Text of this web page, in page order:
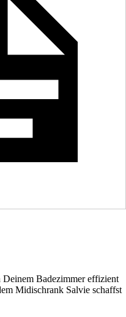
Badezimmer effizient
Midischrank Salvie schaffst